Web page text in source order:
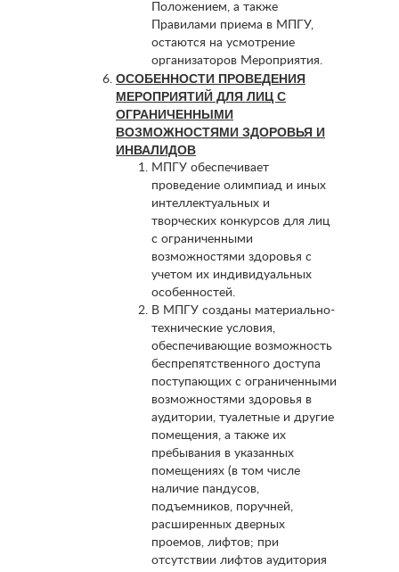
Положением, а также
Правилами приема в МПГУ,
остаются на усмотрение
организаторов Мероприятия.
ОСОБЕННОСТИ ПРОВЕДЕНИЯ
МЕРОПРИЯТИЙ ДЛЯ ЛИЦ С
ОГРАНИЧЕННЫМИ
ВОЗМОЖНОСТЯМИ ЗДОРОВЬЯ И
ИНВАЛИДОВ
МПГУ обеспечивает
проведение олимпиад и иных
интеллектуальных и
творческих конкурсов для лиц
с ограниченными
возможностями здоровья с
учетом их индивидуальных
особенностей.
В МПГУ созданы материально-
технические условия,
обеспечивающие возможность
беспрепятственного доступа
поступающих с ограниченными
возможностями здоровья в
аудитории, туалетные и другие
помещения, а также их
пребывания в указанных
помещениях (в том числе
наличие пандусов,
подъемников, поручней,
расширенных дверных
проемов, лифтов; при
отсутствии лифтов аудитория